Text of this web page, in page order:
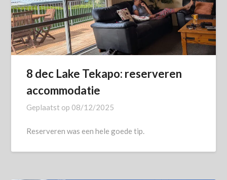
8 dec Lake Tekapo: reserveren
accommodatie
Geplaatst op 08/12/2025
Reserveren was een hele goede tip.